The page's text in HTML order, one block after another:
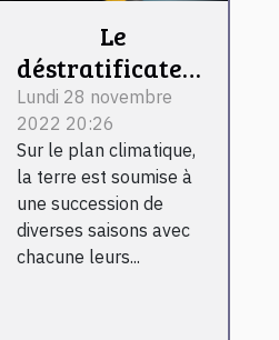
Le
déstratificateur
d’air : ce que
c’est et son
fonctionnement
Lundi 28 novembre
2022 20:26
Sur le plan climatique,
la terre est soumise à
une succession de
diverses saisons avec
chacune leurs...